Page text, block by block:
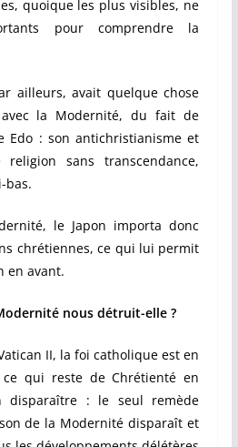
quoique les plus visibles, ne
pour comprendre la
ailleurs, avait quelque chose
la Modernité, du fait de
Edo : son antichristianisme et
religion sans transcendance,
bas.
le Japon importa donc
chrétiennes, ce qui lui permit
en avant.
nous détruit-elle ?
II, la foi catholique est en
qui reste de Chrétienté en
disparaître : le seul remède
de la Modernité disparaît et